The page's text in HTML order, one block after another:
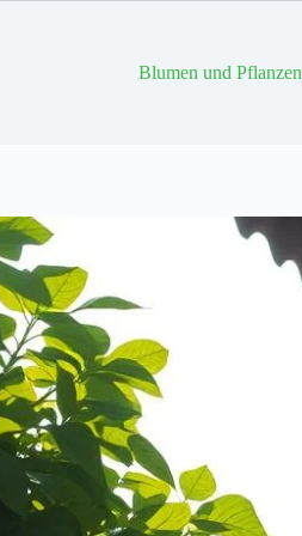
Blumen und Pflanzen